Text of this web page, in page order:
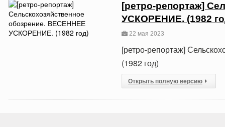
[ретро-репортаж]
УСКОРЕНИЕ. (1982
22 мая 2023
[ретро-репортаж]
(1982 год)
Открыть полную версию